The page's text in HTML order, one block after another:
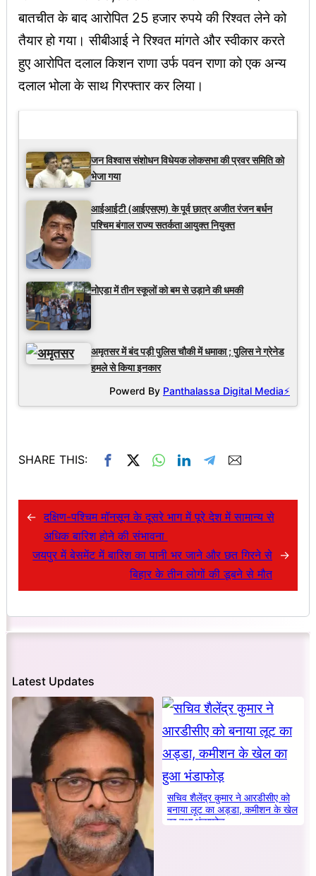
बातचीत के बाद आरोपित 25 हजार रुपये की रिश्वत लेने को
तैयार हो गया। सीबीआई ने रिश्वत मांगते और स्वीकार करते
हुए आरोपित दलाल किशन राणा उर्फ पवन राणा को एक अन्य
दलाल भोला के साथ गिरफ्तार कर लिया।
जन विश्वास संशोधन विधेयक लोकसभा की प्रवर समिति को
भेजा गया
आईआईटी (आईएसएम) के पूर्व छात्र अजीत रंजन बर्धन
पश्चिम बंगाल राज्य सतर्कता आयुक्त नियुक्त
नोएडा में तीन स्कूलों को बम से उड़ाने की धमकी
अमृतसर में बंद पड़ी पुलिस चौकी में धमाका ; पुलिस ने ग्रेनेड
हमले से किया इनकार
Powerd By Panthalassa Digital Media⚡
SHARE THIS:
← दक्षिण-पश्चिम मॉनसून के दूसरे भाग में पूरे देश में सामान्य से
अधिक बारिश होने की संभावना
जयपुर में बेसमेंट में बारिश का पानी भर जाने और छत गिरने से
बिहार के तीन लोगों की डूबने से मौत
→
Latest Updates
सचिव शैलेंद्र कुमार ने आरडीसीए को
बनाया लूट का अड्डा, कमीशन के खेल
का हुआ भंडाफोड़